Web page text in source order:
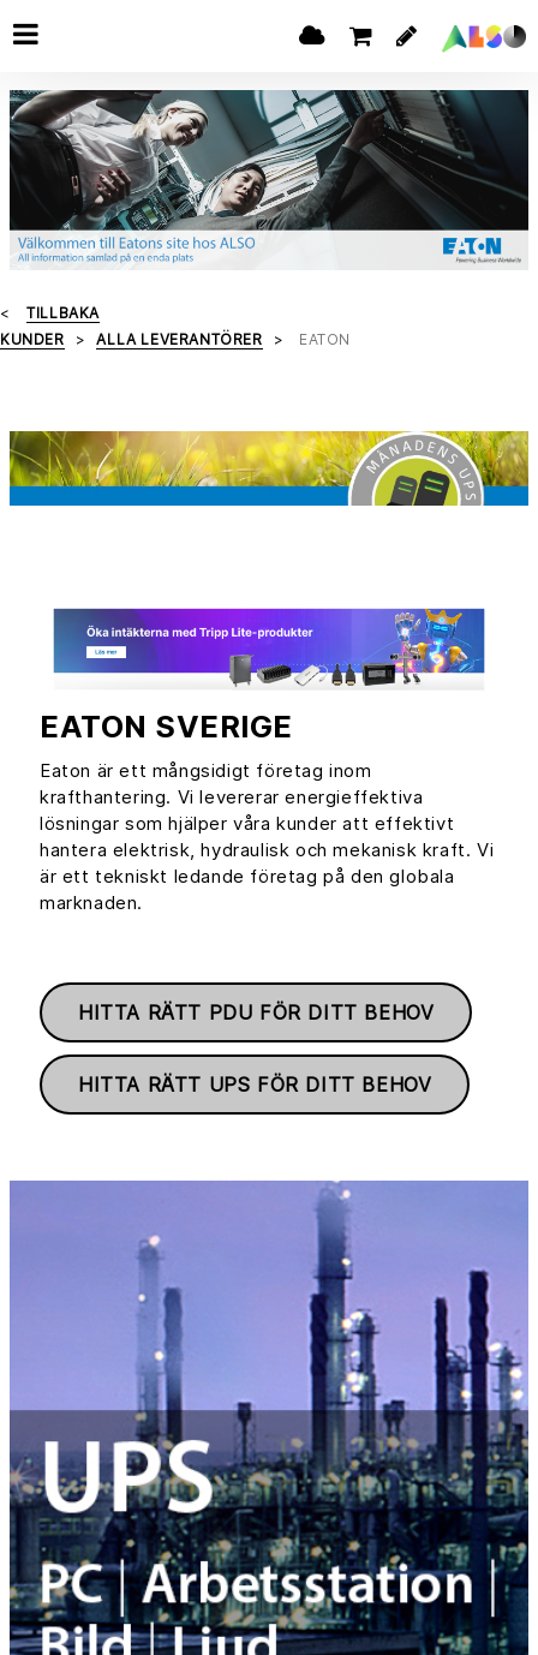
TILLBAKA
KUNDER
ALLA LEVERANTÖRER EATON
EATON SVERIGE
Eaton är ett mångsidigt företag inom
krafthantering. Vi levererar energieffektiva
lösningar som hjälper våra kunder att effektivt
hantera elektrisk, hydraulisk och mekanisk kraft. Vi
är ett tekniskt ledande företag på den globala
marknaden.
HITTA RÄTT PDU FÖR DITT BEHOV
HITTA RÄTT UPS FÖR DITT BEHOV